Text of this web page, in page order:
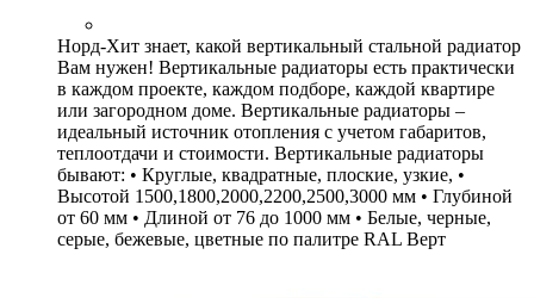
Норд-Хит знает, какой вертикальный стальной радиатор
Вам нужен! Вертикальные радиаторы есть практически
в каждом проекте, каждом подборе, каждой квартире
или загородном доме. Вертикальные радиаторы –
идеальный источник отопления с учетом габаритов,
теплоотдачи и стоимости. Вертикальные радиаторы
бывают: • Круглые, квадратные, плоские, узкие, •
Высотой 1500,1800,2000,2200,2500,3000 мм • Глубиной
от 60 мм • Длиной от 76 до 1000 мм • Белые, черные,
серые, бежевые, цветные по палитре RAL Верт